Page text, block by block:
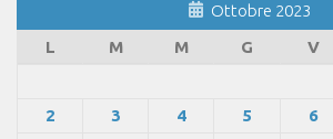
Ottobre 2023
L
M M G V
2
3 4 5 6